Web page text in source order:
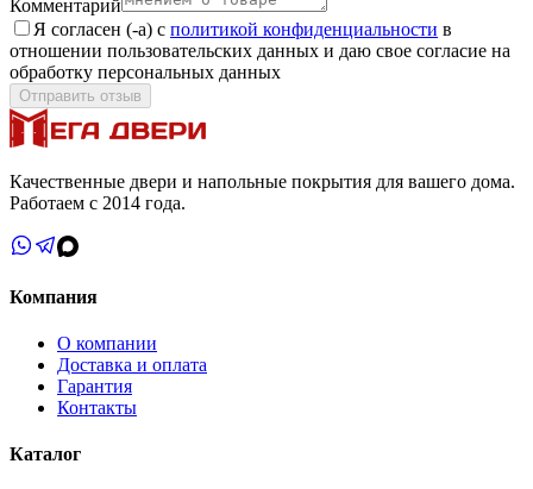
Комментарий
Я согласен (-а) с политикой конфиденциальности в
отношении пользовательских данных и даю свое согласие на
обработку персональных данных
Отправить отзыв
Качественные двери и напольные покрытия для вашего дома.
Работаем с 2014 года.
Компания
О компании
Доставка и оплата
Гарантия
Контакты
Каталог